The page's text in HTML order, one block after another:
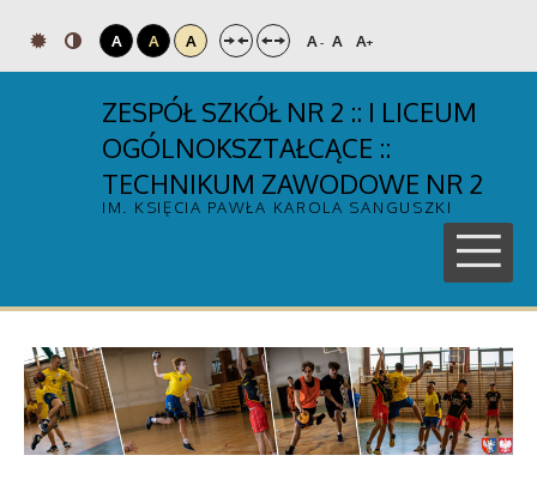
A A A A- A A+
ZESPÓŁ SZKÓŁ NR 2 :: I LICEUM
OGÓLNOKSZTAŁCĄCE ::
TECHNIKUM ZAWODOWE NR 2
IM. KSIĘCIA PAWŁA KAROLA SANGUSZKI